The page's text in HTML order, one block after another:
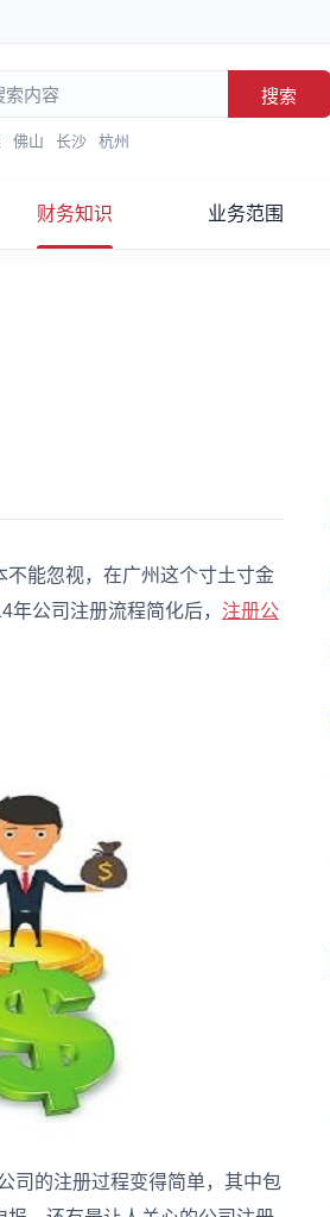
搜索
佛山 长沙 杭州
财务知识 业务范围
能忽视，在广州这个寸土寸金
公司注册流程简化后， 注册公
的注册过程变得简单，其中包